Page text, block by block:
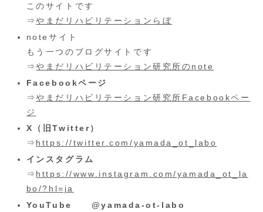
このサイトです
⇒やまだリハビリテーションらぼ
noteサイト
もう一つのブログサイトです
⇒やまだリハビリテーション研究所のnote
Facebookページ
⇒やまだリハビリテーション研究所Facebookペー
ジ
X（旧Twitter）
⇒ https://twitter.com/yamada_ot_labo
インスタグラム
⇒ https://www.instagram.com/yamada_ot_la
bo/?hl=ja
YouTube @yamada-ot-labo